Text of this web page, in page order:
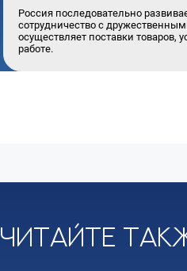
Россия последовательно
сотрудничество с
осуществляет поставки товаров,
работе.
Читайте